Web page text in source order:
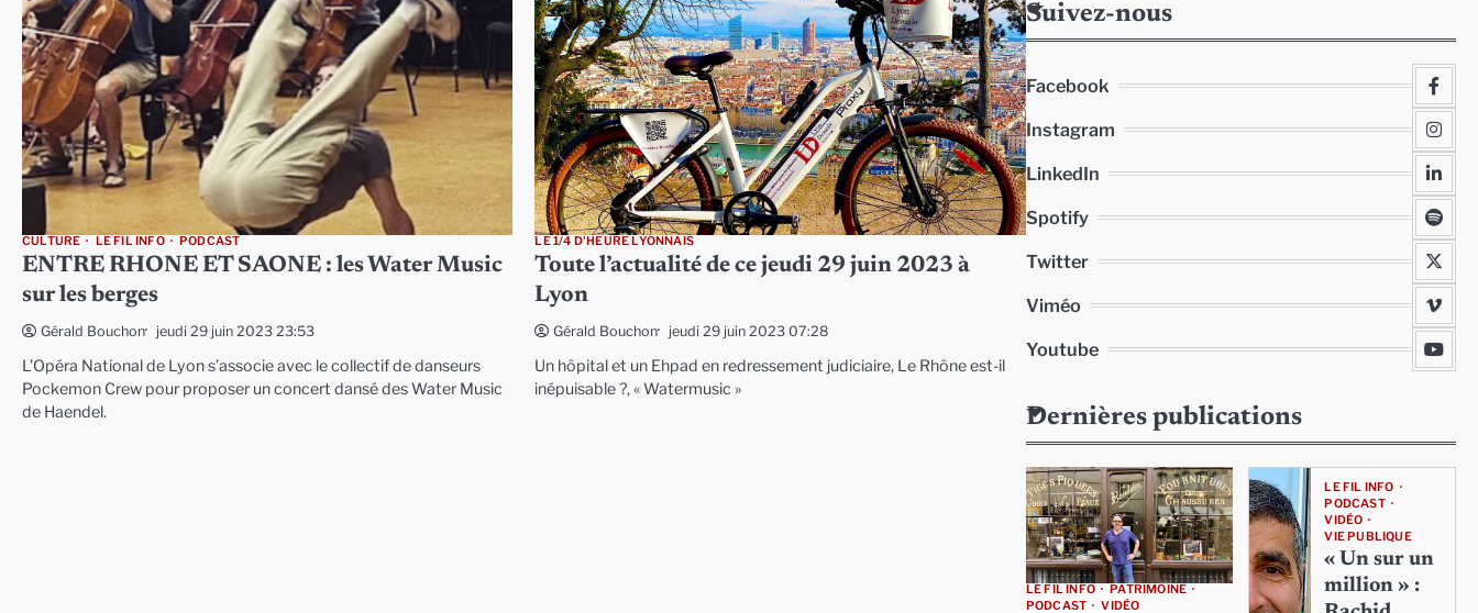
CULTURE LE FIL INFO PODCAST
ENTRE RHONE ET SAONE : les Water Music
sur les berges
Gérald Bouchon jeudi 29 juin 2023 23:53
L’Opéra National de Lyon s’associe avec le collectif de danseurs
Pockemon Crew pour proposer un concert dansé des Water Music
de Haendel.
LE 1/4 D'HEURE LYONNAIS
Toute l’actualité de ce jeudi 29 juin 2023 à
Lyon
Gérald Bouchon jeudi 29 juin 2023 07:28
Un hôpital et un Ehpad en redressement judiciaire, Le Rhône est-il
inépuisable ?, « Watermusic »
Suivez-nous
Facebook
Instagram
LinkedIn
Spotify
Twitter
Viméo
Youtube
Dernières publications
LE FIL INFO
PATRIMOINE
PODCAST
VIDÉO
LE FIL INFO
PODCAST
VIDÉO
VIE PUBLIQUE
« Un sur un
million » :